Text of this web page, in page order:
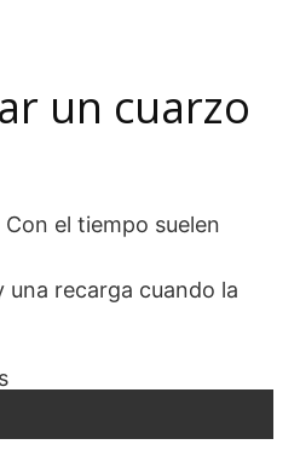
un cuarzo
el tiempo suelen
una recarga cuando la